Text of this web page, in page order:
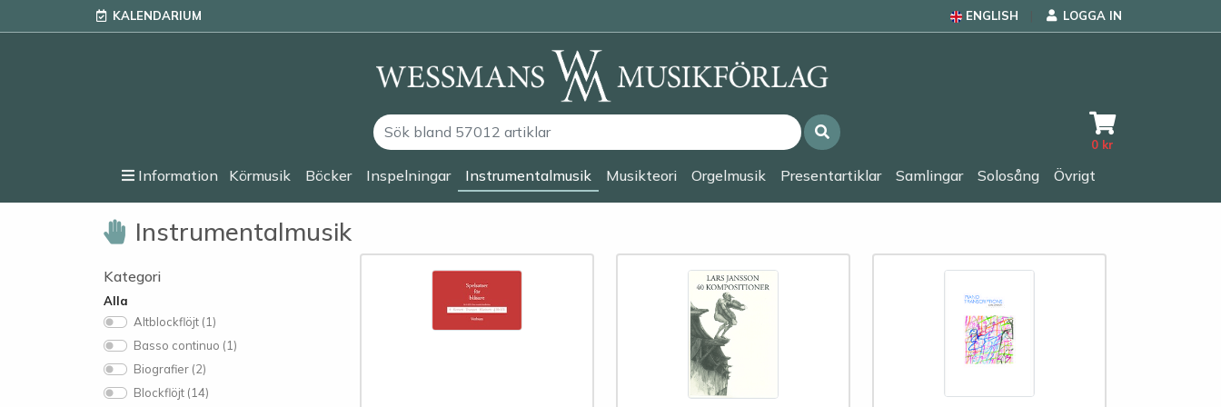
KALENDARIUM ENGLISH LOGGA IN
0 kr
Information Körmusik Böcker Inspelningar Instrumentalmusik Musikteori Orgelmusik Presentartiklar Samlingar Solosång Övrigt
Instrumentalmusik
Kategori
Alla
Altblockflöjt (1)
Basso continuo (1)
Biografier (2)
Blockflöjt (14)